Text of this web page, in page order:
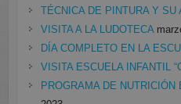
TÉCNICA DE PINTURA Y SU
VISITA A LA LUDOTECA
DÍA COMPLETO EN LA
VISITA ESCUELA INFANTIL
PROGRAMA DE NUTRICIÓN